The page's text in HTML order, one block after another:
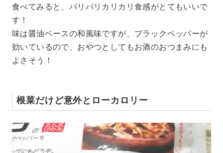
食べてみると、パリパリカリカリ食感がとてもいいで
す！
味は醤油ベースの和風味ですが、ブラックペッパーが
効いているので、おやつとしてもお酒のおつまみにも
よさそう！
根菜だけど意外とローカロリー